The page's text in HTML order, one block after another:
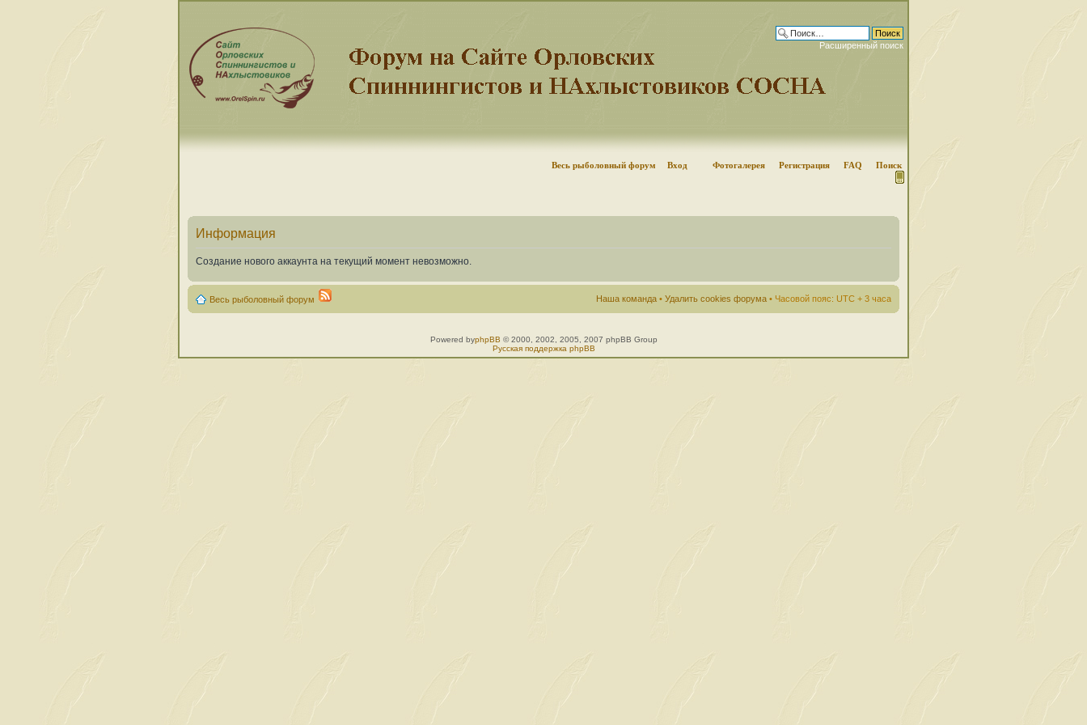
Расширенный поиск
Весь рыболовный форум Вход Фотогалерея Регистрация FAQ Поиск
Информация
Создание нового аккаунта на текущий момент невозможно.
Весь рыболовный форум Наша команда • Удалить cookies форума • Часовой пояс: UTC + 3 часа
Powered byphpBB © 2000, 2002, 2005, 2007 phpBB Group
Русская поддержка phpBB